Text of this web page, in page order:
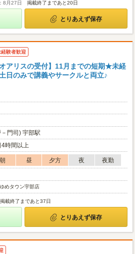
8月27日 掲載終了まであと20日
とりあえず保存
経験者歓迎
オアリスの受付】11月までの短期★未経
日のみで講義やサークルと両立♪
門司) 宇部駅
時間以上
朝 昼 夕方 夜
夜勤
めタウン宇部店
掲載終了まであと37日
とりあえず保存